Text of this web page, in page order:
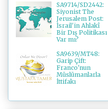
SA9714/SD2442:
Siyonist The
Jerusalem Post:
İsrail'in Ahlakî
Bir Dış Politikası
Var mı?
SA9639/MT48:
Garip Çift:
Franco'nun
Müslümanlarla
İttifakı